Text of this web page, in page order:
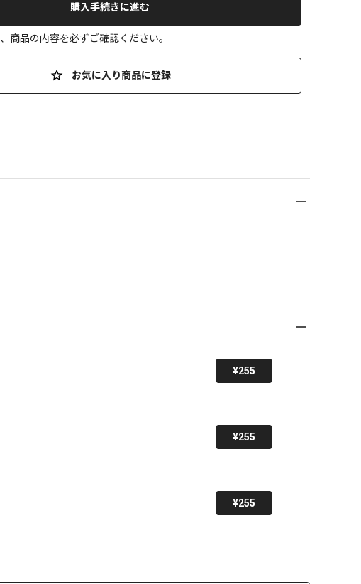
購入手続きに進む
商品の内容を必ずご確認ください。
お気に入り商品に登録
¥255
¥255
¥255